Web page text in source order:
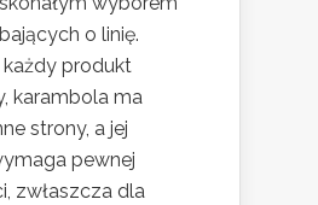
o linię.
każdy produkt
karambola ma
strony, a jej
pewnej
zwłaszcza dla